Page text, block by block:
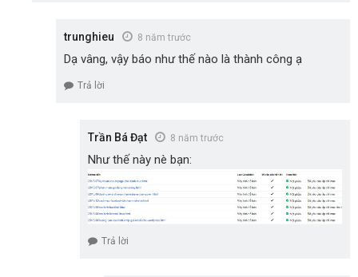
trunghieu 8 năm trước
Dạ vâng, vậy báo như thế nào là thành công ạ
Trả lời
Trần Bá Đạt 8 năm trước
Như thế này nè bạn:
Trả lời